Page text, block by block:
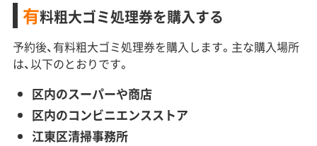
有料粗大ゴミ処理券を購入する
予約後、有料粗大ゴミ処理券を購入します。主な購入場所
は、以下のとおりです。
区内のスーパーや商店
区内のコンビニエンスストア
江東区清掃事務所